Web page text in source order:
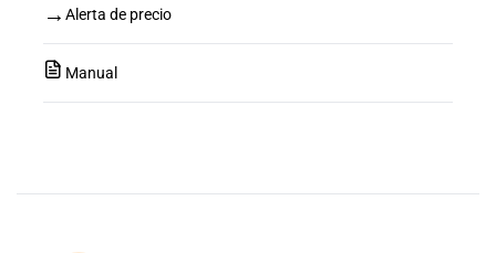
→ Alerta de precio
Manual